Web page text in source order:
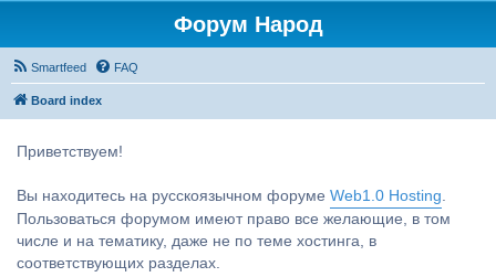
Форум Народ
Smartfeed FAQ
Board index
Приветствуем!
Вы находитесь на русскоязычном форуме Web1.0 Hosting.
Пользоваться форумом имеют право все желающие, в том
числе и на тематику, даже не по теме хостинга, в
соответствующих разделах.